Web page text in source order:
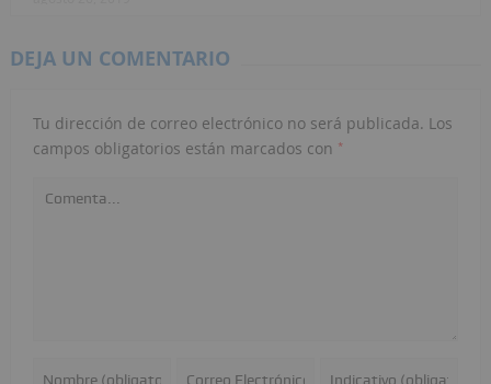
DEJA UN COMENTARIO
Tu dirección de correo electrónico no será publicada. Los
campos obligatorios están marcados con *